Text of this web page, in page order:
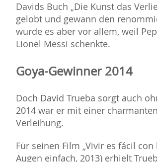
Davids Buch „Die Kunst das
gelobt und gewann den
wurde es aber vor allem, weil
Lionel Messi schenkte.
Goya-Gewinner 2014
Doch David Trueba sorgt auch
2014 war er mit einer
Verleihung.
Für seinen Film „Vivir es fácil
Augen einfach, 2013) erhielt